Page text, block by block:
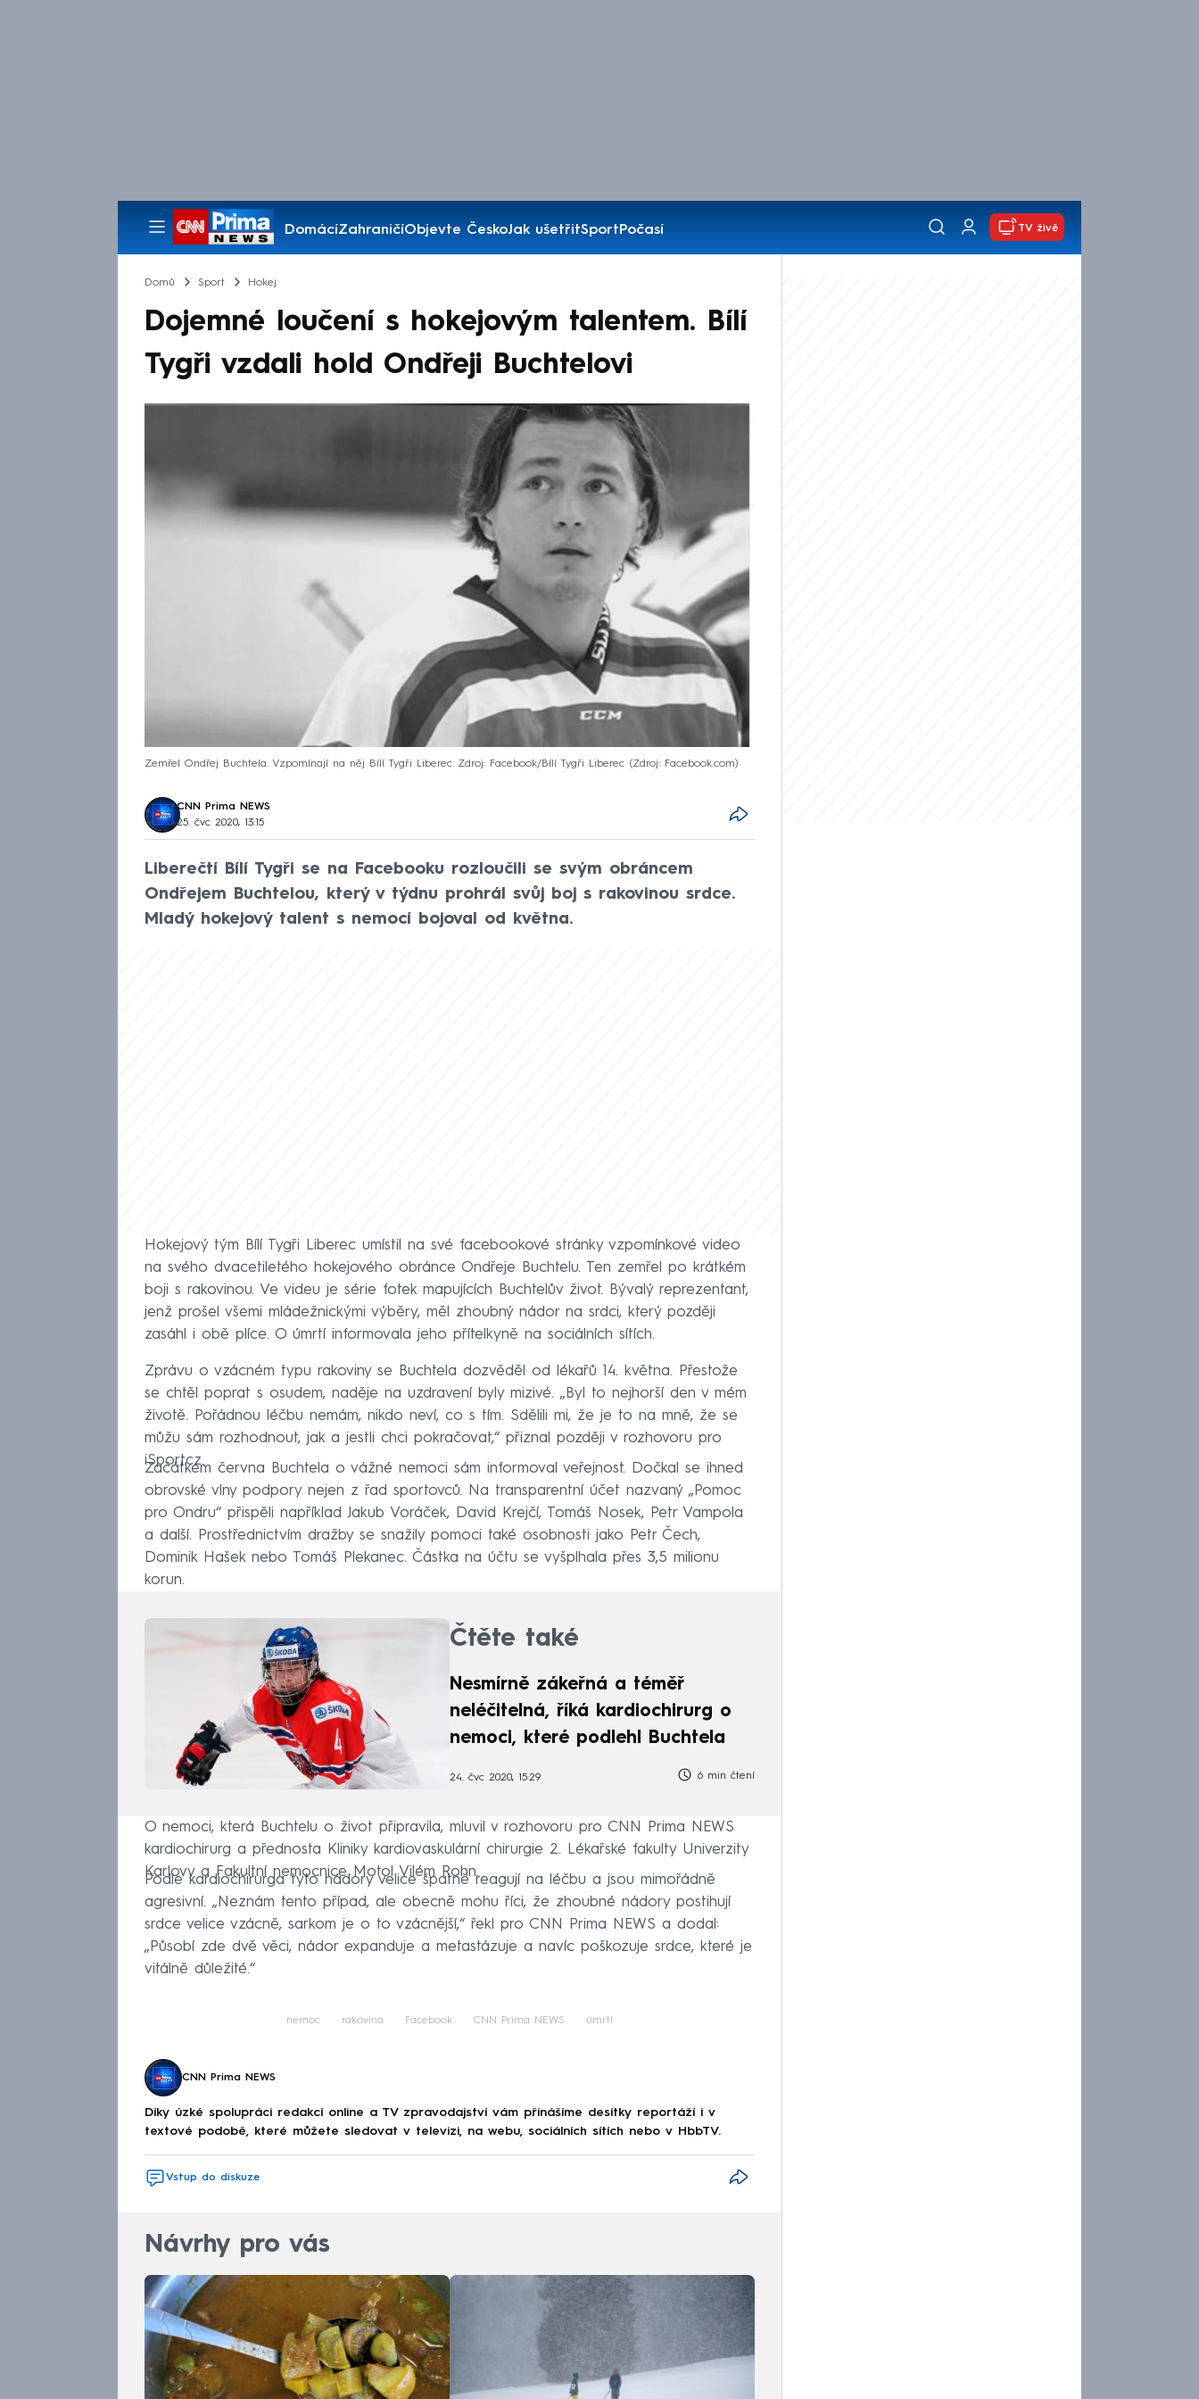
DomácíZahraničíObjevte ČeskoJak ušetřitSportPočasí
Pořady
TV živě
Domů Sport Hokej
Dojemné loučení s hokejovým talentem. Bílí
Tygři vzdali hold Ondřeji Buchtelovi
Zemřel Ondřej Buchtela. Vzpomínají na něj Bílí Tygři Liberec. Zdroj: Facebook/Bílí Tygři Liberec Zdroj: Facebook.com
CNN Prima NEWS
25. čvc 2020, 13:15
Liberečtí Bílí Tygři se na Facebooku rozloučili se svým obráncem
Ondřejem Buchtelou, který v týdnu prohrál svůj boj s rakovinou srdce.
Mladý hokejový talent s nemocí bojoval od května.
Hokejový tým Bílí Tygři Liberec umístil na své facebookové stránky vzpomínkové video
na svého dvacetiletého hokejového obránce Ondřeje Buchtelu. Ten zemřel po krátkém
boji s rakovinou. Ve videu je série fotek mapujících Buchtelův život. Bývalý reprezentant,
jenž prošel všemi mládežnickými výběry, měl zhoubný nádor na srdci, který později
zasáhl i obě plíce. O úmrtí informovala jeho přítelkyně na sociálních sítích.
Zprávu o vzácném typu rakoviny se Buchtela dozvěděl od lékařů 14. května. Přestože
se chtěl poprat s osudem, naděje na uzdravení byly mizivé. „Byl to nejhorší den v mém
životě. Pořádnou léčbu nemám, nikdo neví, co s tím. Sdělili mi, že je to na mně, že se
můžu sám rozhodnout, jak a jestli chci pokračovat,“ přiznal později v rozhovoru pro
iSport.cz.
Začátkem června Buchtela o vážné nemoci sám informoval veřejnost. Dočkal se ihned
obrovské vlny podpory nejen z řad sportovců. Na transparentní účet nazvaný „Pomoc
pro Ondru“ přispěli například Jakub Voráček, David Krejčí, Tomáš Nosek, Petr Vampola
a další. Prostřednictvím dražby se snažily pomoci také osobnosti jako Petr Čech,
Dominik Hašek nebo Tomáš Plekanec. Částka na účtu se vyšplhala přes 3,5 milionu
korun.
Čtěte také
Nesmírně zákeřná a téměř
neléčitelná, říká kardiochirurg o
nemoci, které podlehl Buchtela
24. čvc 2020, 15:29 6 min čtení
O nemoci, která Buchtelu o život připravila, mluvil v rozhovoru pro CNN Prima NEWS
kardiochirurg a přednosta Kliniky kardiovaskulární chirurgie 2. Lékařské fakulty Univerzity
Karlovy a Fakultní nemocnice Motol Vilém Rohn.
Podle kardiochirurga tyto nádory velice špatně reagují na léčbu a jsou mimořádně
agresivní. „Neznám tento případ, ale obecně mohu říci, že zhoubné nádory postihují
srdce velice vzácně, sarkom je o to vzácnější,“ řekl pro CNN Prima NEWS a dodal:
„Působí zde dvě věci, nádor expanduje a metastázuje a navíc poškozuje srdce, které je
vitálně důležité.“
nemoc rakovina Facebook CNN Prima NEWS úmrtí
CNN Prima NEWS
Díky úzké spolupráci redakcí online a TV zpravodajství vám přinášíme desítky reportáží i v
textové podobě, které můžete sledovat v televizi, na webu, sociálních sítích nebo v HbbTV.
Vstup do diskuze
Návrhy pro vás